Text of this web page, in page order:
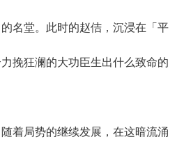
名堂。此时的赵佶，沉浸在「平
挽狂澜的大功臣生出什么致命的
局势的继续发展，在这暗流涌